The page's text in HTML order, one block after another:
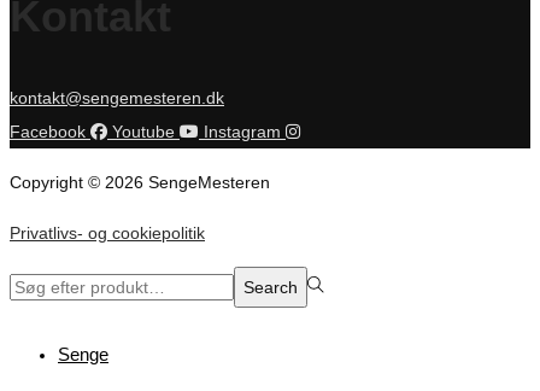
Kontakt
kontakt@sengemesteren.dk
Facebook
Youtube Instagram
Copyright © 2026 SengeMesteren
Privatlivs- og cookiepolitik
Search
Search
Senge